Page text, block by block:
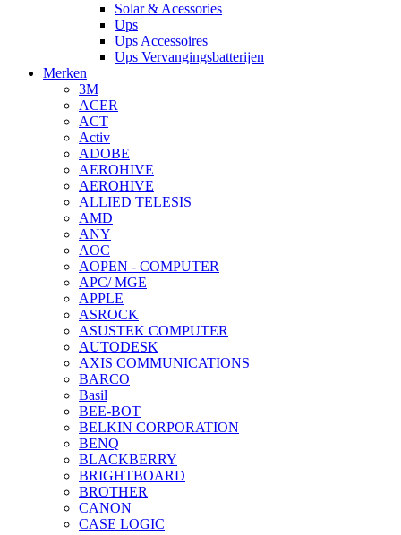
Solar & Acessories
Ups
Ups Accessoires
Ups Vervangingsbatterijen
Merken
3M
ACER
ACT
Activ
ADOBE
AEROHIVE
AEROHIVE
ALLIED TELESIS
AMD
ANY
AOC
AOPEN - COMPUTER
APC/ MGE
APPLE
ASROCK
ASUSTEK COMPUTER
AUTODESK
AXIS COMMUNICATIONS
BARCO
Basil
BEE-BOT
BELKIN CORPORATION
BENQ
BLACKBERRY
BRIGHTBOARD
BROTHER
CANON
CASE LOGIC